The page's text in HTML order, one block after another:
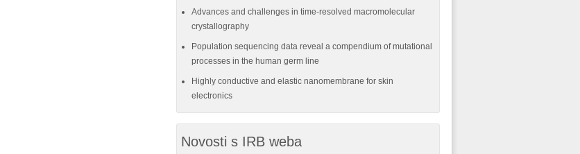
Advances and challenges in time-resolved macromolecular
crystallography
Population sequencing data reveal a compendium of mutational
processes in the human germ line
Highly conductive and elastic nanomembrane for skin
electronics
Novosti s IRB weba